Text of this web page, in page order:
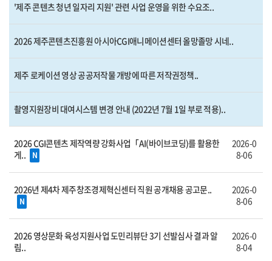
'제주 콘텐츠 청년 일자리 지원' 관련 사업 운영을 위한 수요조..
2026 제주콘텐츠진흥원 아시아CGI애니메이션센터 올망졸망 시네..
제주 로케이션 영상 공공저작물 개방에 따른 저작권정책..
촬영지원장비 대여시스템 변경 안내 (2022년 7월 1일 부로 적용)..
2026 CGI콘텐츠 제작역량 강화사업「AI(바이브코딩)를 활용한
게..
N
2026-0
8-06
2026년 제4차 제주창조경제혁신센터 직원 공개채용 공고문..
N
2026-0
8-06
2026 영상문화 육성지원사업 도민리뷰단 3기 선발심사 결과 알
림..
2026-0
8-04